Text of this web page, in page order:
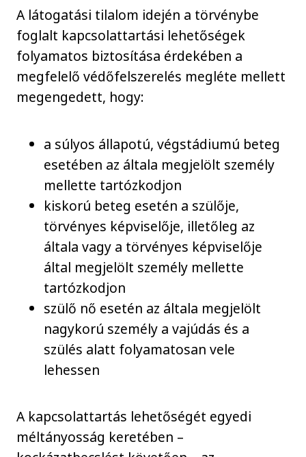
A látogatási tilalom idején a törvénybe
foglalt kapcsolattartási lehetőségek
folyamatos biztosítása érdekében a
megfelelő védőfelszerelés megléte mellett
megengedett, hogy:
a súlyos állapotú, végstádiumú beteg
esetében az általa megjelölt személy
mellette tartózkodjon
kiskorú beteg esetén a szülője,
törvényes képviselője, illetőleg az
általa vagy a törvényes képviselője
által megjelölt személy mellette
tartózkodjon
szülő nő esetén az általa megjelölt
nagykorú személy a vajúdás és a
szülés alatt folyamatosan vele
lehessen
A kapcsolattartás lehetőségét egyedi
méltányosság keretében –